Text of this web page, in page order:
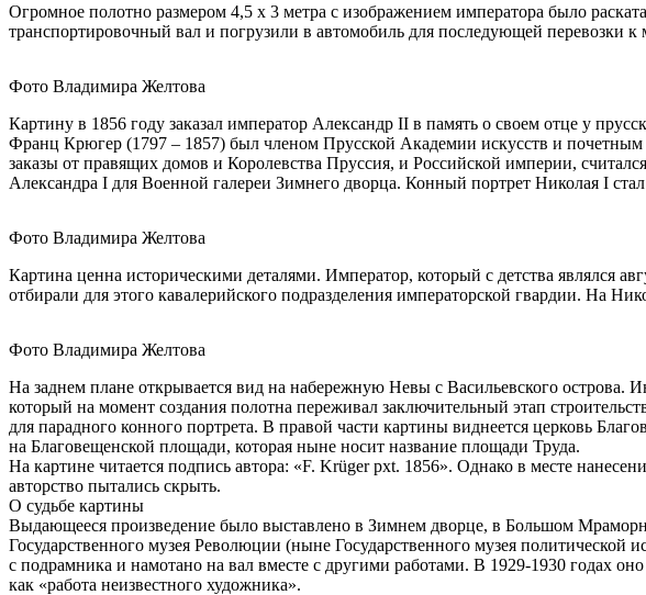
Огромное полотно размером 4,5 х 3 метра с изображением императора было
транспортировочный вал и погрузили в автомобиль для последующей перевозки к
Фото Владимира Желтова
Картину в 1856 году заказал император Александр II в память о своем отце у
Франц Крюгер (1797 – 1857) был членом Прусской Академии искусств и почетным
заказы от правящих домов и Королевства Пруссия, и Российской империи,
Александра I для Военной галереи Зимнего дворца. Конный портрет Николая I
Фото Владимира Желтова
Картина ценна историческими деталями. Император, который с детства являлся
отбирали для этого кавалерийского подразделения императорской гвардии. На
Фото Владимира Желтова
На заднем плане открывается вид на набережную Невы с Васильевского острова.
который на момент создания полотна переживал заключительный этап
для парадного конного портрета. В правой части картины виднеется церковь
на Благовещенской площади, которая ныне носит название площади Труда.
На картине читается подпись автора: «F. Krüger pxt. 1856». Однако в месте
авторство пытались скрыть.
О судьбе картины
Выдающееся произведение было выставлено в Зимнем дворце, в Большом
Государственного музея Революции (ныне Государственного музея
с подрамника и намотано на вал вместе с другими работами. В 1929-1930 годах
как «работа неизвестного художника».